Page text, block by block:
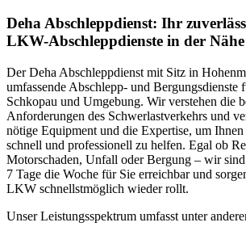
Deha Abschleppdienst: Ihr
LKW-Abschleppdienste in der Nähe
Der Deha Abschleppdienst mit Sitz in
umfassende Abschlepp- und
Schkopau und Umgebung. Wir verstehen die
Anforderungen des Schwerlastverkehrs und
nötige Equipment und die Expertise, um
schnell und professionell zu helfen. Egal ob
Motorschaden, Unfall oder Bergung – wir
7 Tage die Woche für Sie erreichbar und
LKW schnellstmöglich wieder rollt.
Unser Leistungsspektrum umfasst unter